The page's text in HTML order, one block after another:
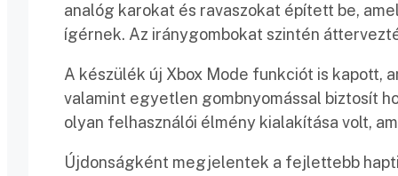
analóg karokat és ravaszokat épített be,
ígérnek. Az iránygombokat szintén
A készülék új Xbox Mode funkciót is kapott,
valamint egyetlen gombnyomással biztosít
olyan felhasználói élmény kialakítása volt,
Újdonságként megjelentek a fejlettebb